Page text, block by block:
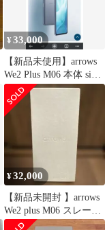
¥33,000
【新品未使用】arrows
We2 Plus M06 本体 sim
フリー12GB
¥32,000
【新品未開封 】arrows
We2 plus M06 スレート
グレイ